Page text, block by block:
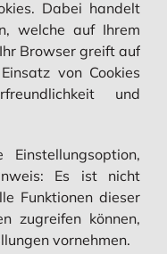
Dabei handelt
welche auf Ihrem
Browser greift auf
von Cookies
und
Es ist nicht
Funktionen dieser
zugreifen können,
vornehmen.